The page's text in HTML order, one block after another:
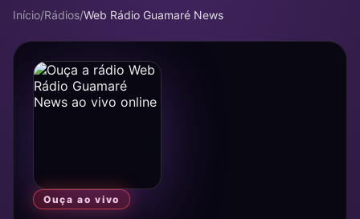
Início/Rádios/Web Rádio Guamaré News
Ouça ao vivo